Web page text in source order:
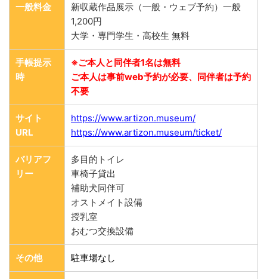
一般料金
新収蔵作品展示（一般・ウェブ予約）一般
1,200円
大学・専門学生・高校生 無料
手帳提示
時
※ご本人と同伴者1名は無料
ご本人は事前web予約が必要、同伴者は予約
不要
サイト
URL
https://www.artizon.museum/
https://www.artizon.museum/ticket/
バリアフ
リー
多目的トイレ
車椅子貸出
補助犬同伴可
オストメイト設備
授乳室
おむつ交換設備
その他 駐車場なし